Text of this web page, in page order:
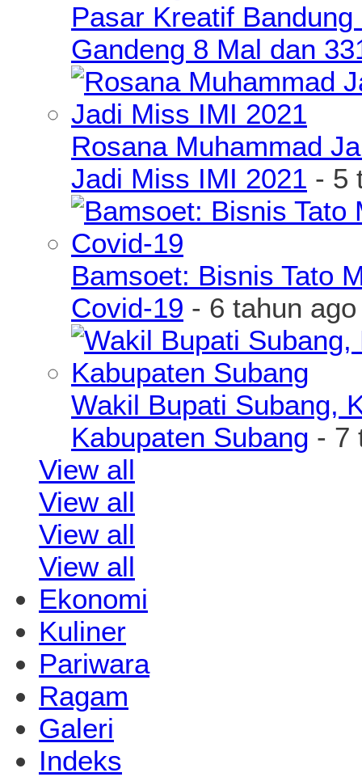
Pasar Kreatif
Gandeng 8 Mal dan
Rosana Muhammad
Jadi Miss IMI 2021 - 5
Bamsoet: Bisnis Tato
Covid-19 - 6 tahun ago
Wakil Bupati Subang,
Kabupaten Subang - 7
View all
View all
View all
View all
Ekonomi
Kuliner
Pariwara
Ragam
Galeri
Indeks